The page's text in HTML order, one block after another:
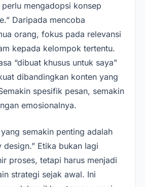
mengadopsi konsep
Daripada mencoba
orang, fokus pada relevansi
kepada kelompok tertentu.
“dibuat khusus untuk saya”
dibandingkan konten yang
spesifik pesan, semakin
emosionalnya.
semakin penting adalah
design.” Etika bukan lagi
proses, tetapi harus menjadi
strategi sejak awal. Ini